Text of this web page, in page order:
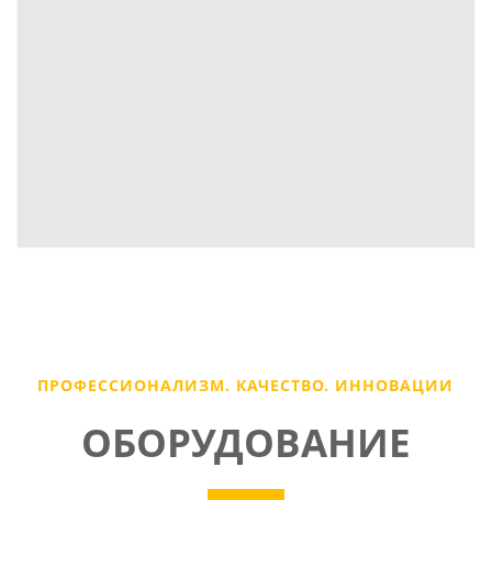
ПРОФЕССИОНАЛИЗМ. КАЧЕСТВО. ИННОВАЦИИ
ОБОРУДОВАНИЕ